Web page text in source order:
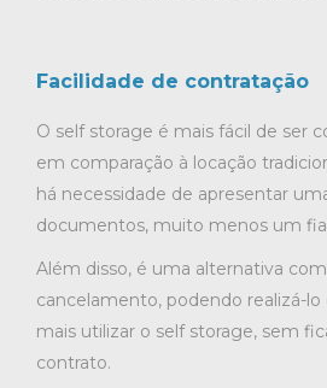
Facilidade de contratação
O self storage é mais fácil de ser
em comparação à locação
há necessidade de apresentar
documentos, muito menos um
Além disso, é uma alternativa
cancelamento, podendo realizá-lo
mais utilizar o self storage, sem
contrato.